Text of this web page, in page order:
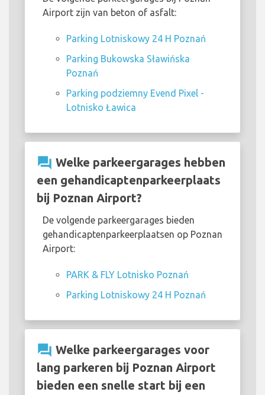
Airport zijn van beton of asfalt:
Parking Lotniskowy 24 H Poznań
Parking Bukowska Sławińska
Poznań
Parking podziemny Evend Pixel -
Lotnisko Ławica
question_answer Welke parkeergarages hebben
een gehandicaptenparkeerplaats
bij Poznan Airport?
De volgende parkeergarages bieden
gehandicaptenparkeerplaatsen op Poznan
Airport:
PARK & FLY Lotnisko Poznań
Parking Lotniskowy 24 H Poznań
question_answer Welke parkeergarages voor
lang parkeren bij Poznan Airport
bieden een snelle start bij een